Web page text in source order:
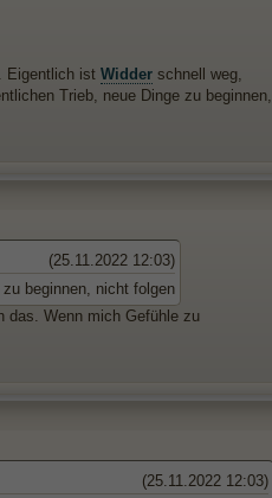
Eigentlich ist Widder schnell weg,
Trieb, neue Dinge zu beginnen,
(25.11.2022 12:03)
beginnen, nicht folgen
das. Wenn mich Gefühle zu
(25.11.2022 12:03)